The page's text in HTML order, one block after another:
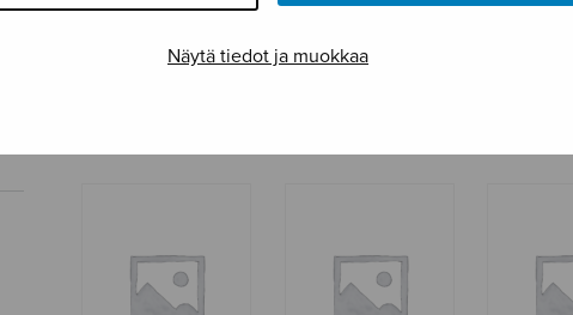
Näytä tiedot ja muokkaa